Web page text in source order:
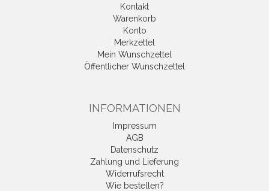
Kontakt
Warenkorb
Konto
Merkzettel
Mein Wunschzettel
Öffentlicher Wunschzettel
INFORMATIONEN
Impressum
AGB
Datenschutz
Zahlung und Lieferung
Widerrufsrecht
Wie bestellen?